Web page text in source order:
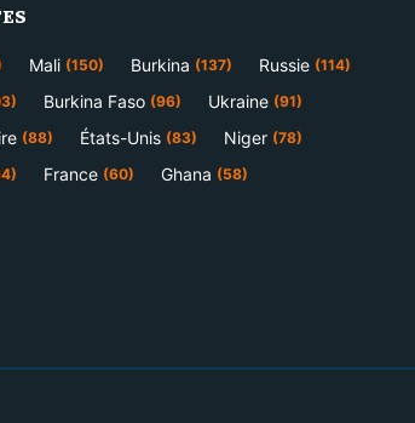
Mali (150) Burkina (137) Russie (114)
Burkina Faso (96) Ukraine (91)
(88) États-Unis (83) Niger (78)
France (60) Ghana (58)